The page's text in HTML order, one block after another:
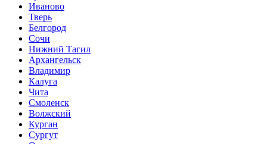
Иваново
Тверь
Белгород
Сочи
Нижний Тагил
Архангельск
Владимир
Калуга
Чита
Смоленск
Волжский
Курган
Сургут